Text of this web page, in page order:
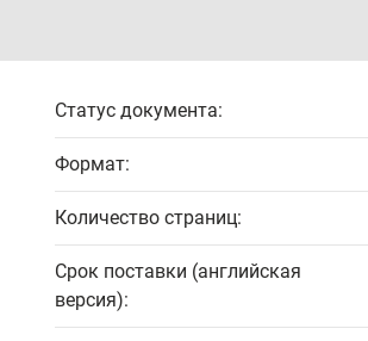
Статус документа:
Формат:
Количество страниц:
Срок поставки (английская
версия):